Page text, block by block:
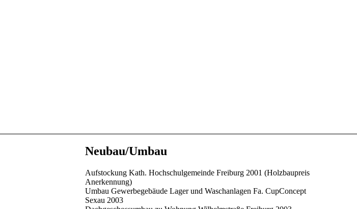
Neubau/Umbau
Aufstockung Kath. Hochschulgemeinde Freiburg 2001 (Holzbaupreis
Anerkennung)
Umbau Gewerbegebäude Lager und Waschanlagen Fa. CupConcept
Sexau 2003